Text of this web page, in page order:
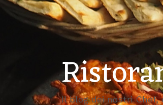
Il blog dei nostri